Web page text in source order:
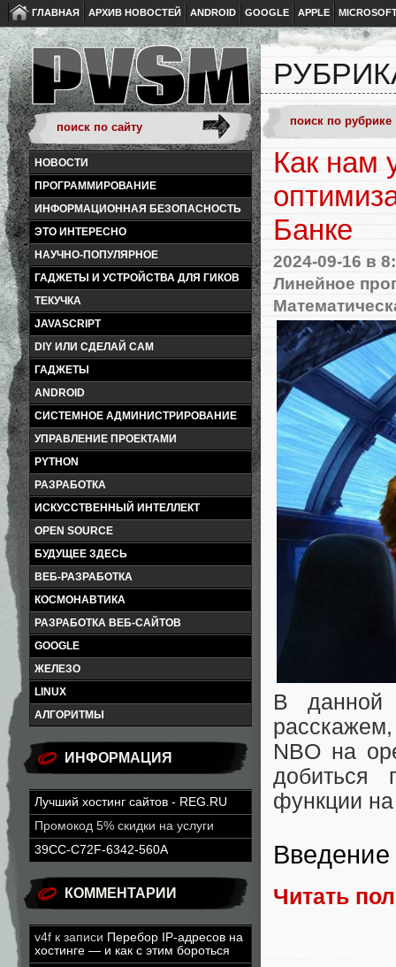
ГЛАВНАЯ АРХИВ НОВОСТЕЙ ANDROID GOOGLE APPLE
НОВОСТИ
ПРОГРАММИРОВАНИЕ
ИНФОРМАЦИОННАЯ БЕЗОПАСНОСТЬ
ЭТО ИНТЕРЕСНО
НАУЧНО-ПОПУЛЯРНОЕ
ГАДЖЕТЫ И УСТРОЙСТВА ДЛЯ ГИКОВ
ТЕКУЧКА
JAVASCRIPT
DIY ИЛИ СДЕЛАЙ САМ
ГАДЖЕТЫ
ANDROID
СИСТЕМНОЕ АДМИНИСТРИРОВАНИЕ
УПРАВЛЕНИЕ ПРОЕКТАМИ
PYTHON
РАЗРАБОТКА
ИСКУССТВЕННЫЙ ИНТЕЛЛЕКТ
OPEN SOURCE
БУДУЩЕЕ ЗДЕСЬ
ВЕБ-РАЗРАБОТКА
КОСМОНАВТИКА
РАЗРАБОТКА ВЕБ-САЙТОВ
GOOGLE
ЖЕЛЕЗО
LINUX
АЛГОРИТМЫ
ИНФОРМАЦИЯ
Лучший хостинг сайтов - REG.RU
Промокод 5% скидки на услуги
39CC-C72F-6342-560A
КОММЕНТАРИИ
v4f к записи Перебор IP-адресов на
хостинге — и как с этим бороться
Как нам
Банке
2024-09-16 в
Линейное
В
NBO на
добиться
функции
Введение
Читать